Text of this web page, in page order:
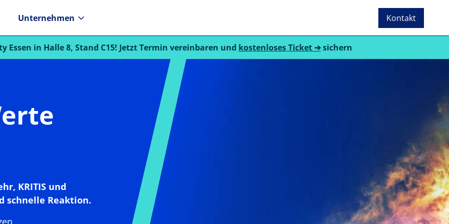
Unternehmen Kontakt
Essen in Halle 8, Stand C15! Jetzt Termin vereinbaren und kostenloses Ticket sichern
KRITIS und
schnelle Reaktion.